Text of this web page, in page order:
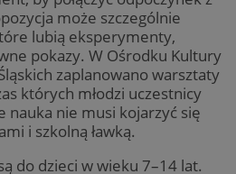
może szczególnie
lubią eksperymenty,
pokazy. W Ośrodku Kultury
zaplanowano warsztaty
których młodzi uczestnicy
nauka nie musi kojarzyć się
i szkolną ławką.
do dzieci w wieku 7–14 lat.